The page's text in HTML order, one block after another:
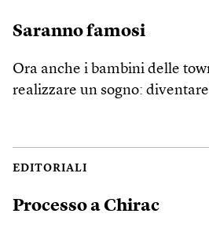
Saranno famosi
Ora anche i bambini delle
realizzare un sogno:
EDITORIALI
Processo a Chirac